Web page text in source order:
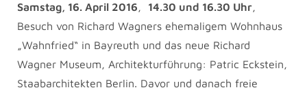
Samstag, 16. April 2016, 14.30 und 16.30 Uhr,
Besuch von Richard Wagners ehemaligem Wohnhaus
„Wahnfried“ in Bayreuth und das neue Richard
Wagner Museum, Architekturführung: Patric Eckstein,
Staabarchitekten Berlin. Davor und danach freie